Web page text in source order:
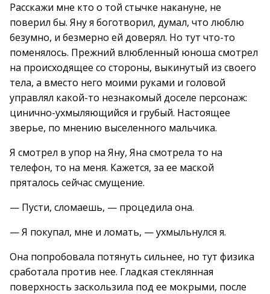
Расскажи мне кто о той стычке накануне, не
поверил бы. Яну я боготворил, думал, что люблю
безумно, и безмерно ей доверял. Но тут что-то
поменялось. Прежний влюбленный юноша смотрел
на происходящее со стороны, выкинутый из своего
тела, а вместо него моими руками и головой
управлял какой-то незнакомый доселе персонаж:
цинично-ухмыляющийся и грубый. Настоящее
зверье, по мнению выселенного мальчика.
Я смотрел в упор на Яну, Яна смотрела то на
телефон, то на меня. Кажется, за ее маской
пряталось сейчас смущение.
— Пусти, сломаешь, — процедила она.
— Я покупал, мне и ломать, — ухмыльнулся я.
Она попробовала потянуть сильнее, но тут физика
сработала против нее. Гладкая стеклянная
поверхность заскользила под ее мокрыми, после